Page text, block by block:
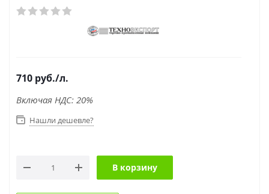
710 руб./л.
Включая НДС: 20%
Нашли дешевле?
В корзину